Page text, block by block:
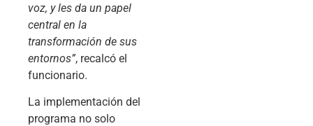
voz, y les da un papel
central en la
transformación de sus
entornos”, recalcó el
funcionario.
La implementación del
programa no solo